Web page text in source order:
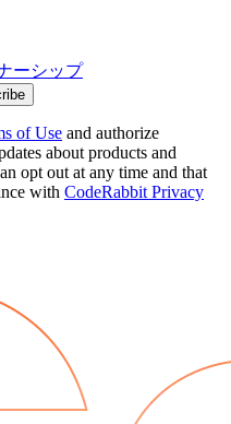
ーシップ
of Use and authorize
about products and
opt out at any time and that
with CodeRabbit Privacy